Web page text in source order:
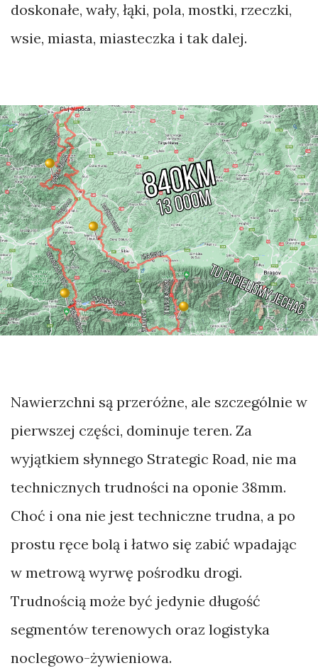
doskonałe, wały, łąki, pola, mostki, rzeczki,
wsie, miasta, miasteczka i tak dalej.
Nawierzchni są przeróżne, ale szczególnie w
pierwszej części, dominuje teren. Za
wyjątkiem słynnego Strategic Road, nie ma
technicznych trudności na oponie 38mm.
Choć i ona nie jest techniczne trudna, a po
prostu ręce bolą i łatwo się zabić wpadając
w metrową wyrwę pośrodku drogi.
Trudnością może być jedynie długość
segmentów terenowych oraz logistyka
noclegowo-żywieniowa.